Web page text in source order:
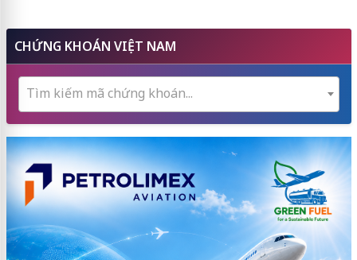
CHỨNG KHOÁN VIỆT NAM
Tìm kiếm mã chứng khoán...